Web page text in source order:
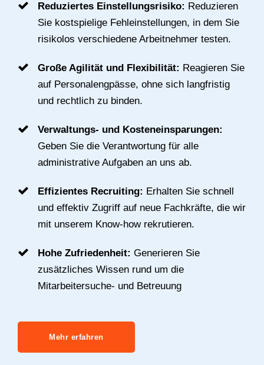
Reduziertes Einstellungsrisiko: Reduzieren
Sie kostspielige Fehleinstellungen, in dem Sie
risikolos verschiedene Arbeitnehmer testen.
Große Agilität und Flexibilität: Reagieren Sie
auf Personalengpässe, ohne sich langfristig
und rechtlich zu binden.
Verwaltungs- und Kosteneinsparungen:
Geben Sie die Verantwortung für alle
administrative Aufgaben an uns ab.
Effizientes Recruiting: Erhalten Sie schnell
und effektiv Zugriff auf neue Fachkräfte, die wir
mit unserem Know-how rekrutieren.
Hohe Zufriedenheit: Generieren Sie
zusätzliches Wissen rund um die
Mitarbeitersuche- und Betreuung
Mehr erfahren